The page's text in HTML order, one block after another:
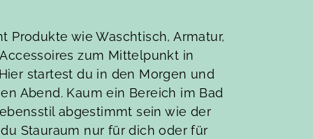
Produkte wie Waschtisch, Armatur,
zum Mittelpunkt in
startest du in den Morgen und
Abend. Kaum ein Bereich im Bad
abgestimmt sein wie der
Stauraum nur für dich oder für